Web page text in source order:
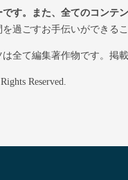
す。また、全てのコンテ
過ごすお手伝いができる
全て編集著作物です。掲
Reserved.